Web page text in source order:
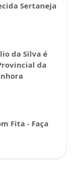
Sertaneja
da Silva é
da
Fita - Faça